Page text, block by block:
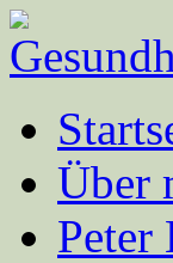
Über
Peter